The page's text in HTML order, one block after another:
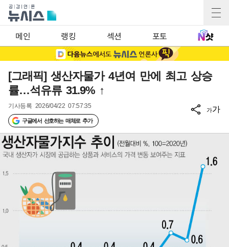
메인 랭킹 섹션 포토
[그래픽] 생산자물가 4년여 만에 최고 상승
률…석유류 31.9% ↑
기사등록 2026/04/22 07:57:35
구글에서 선호하는 매체로 추가
가가